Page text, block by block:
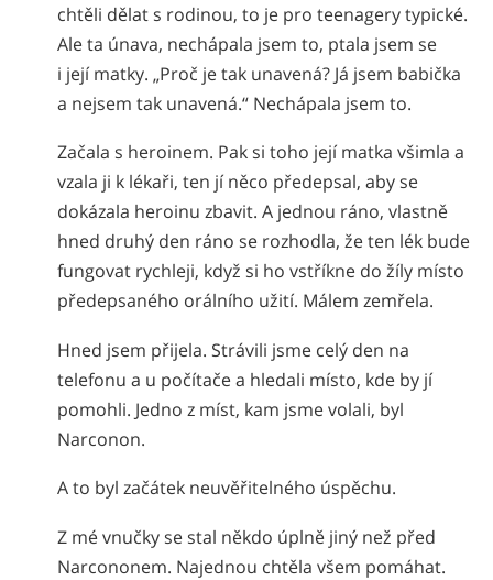
Svenska
繁體中文 (Chinese)
Arabic
Ukrainian
Čeština
Turkish
Všechny oblasti/Jazyky
chtěli dělat s rodinou, to je pro teenagery typické.
Ale ta únava, nechápala jsem to, ptala jsem se
i její matky. „Proč je tak unavená? Já jsem babička
a nejsem tak unavená.“ Nechápala jsem to.
Začala s heroinem. Pak si toho její matka všimla a
vzala ji k lékaři, ten jí něco předepsal, aby se
dokázala heroinu zbavit. A jednou ráno, vlastně
hned druhý den ráno se rozhodla, že ten lék bude
fungovat rychleji, když si ho vstříkne do žíly místo
předepsaného orálního užití. Málem zemřela.
Hned jsem přijela. Strávili jsme celý den na
telefonu a u počítače a hledali místo, kde by jí
pomohli. Jedno z míst, kam jsme volali, byl
Narconon.
A to byl začátek neuvěřitelného úspěchu.
Z mé vnučky se stal někdo úplně jiný než před
Narcononem. Najednou chtěla všem pomáhat.